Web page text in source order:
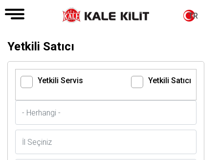
TR
Yetkili Satıcı
Yetkili Servis Yetkili Satıcı